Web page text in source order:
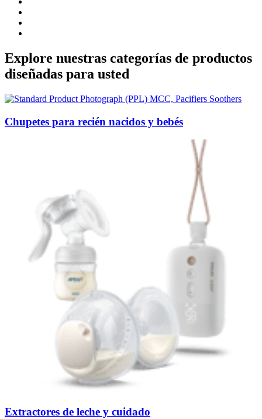
Explore nuestras categorías de productos
diseñadas para usted
Chupetes para recién nacidos y bebés
Extractores de leche y cuidado